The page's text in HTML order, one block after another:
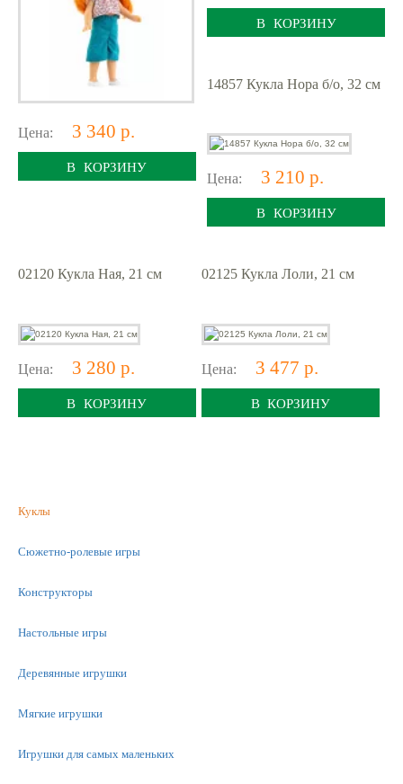
Цена: 3 340 р.
В КОРЗИНУ
В КОРЗИНУ
14857 Кукла Нора б/о, 32 см
Цена: 3 210 р.
В КОРЗИНУ
02120 Кукла Ная, 21 см
Цена: 3 280 р.
В КОРЗИНУ
02125 Кукла Лоли, 21 см
Цена: 3 477 р.
В КОРЗИНУ
Куклы
Сюжетно-ролевые игры
Конструкторы
Настольные игры
Деревянные игрушки
Мягкие игрушки
Игрушки для самых маленьких